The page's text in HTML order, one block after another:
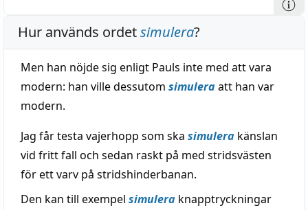
Hur används ordetsimulera?
Men han nöjde sig enligt Pauls inte med att vara
modern: han ville dessutom simuleraatt han var
modern.
Jag får testa vajerhopp som ska simulera känslan
vid fritt fall och sedan raskt på med stridsvästen
för ett varv på stridshinderbanan.
Den kan till exempel simulera knapptryckningar